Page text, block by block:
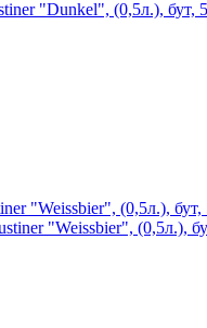
(0,5л.), бут,